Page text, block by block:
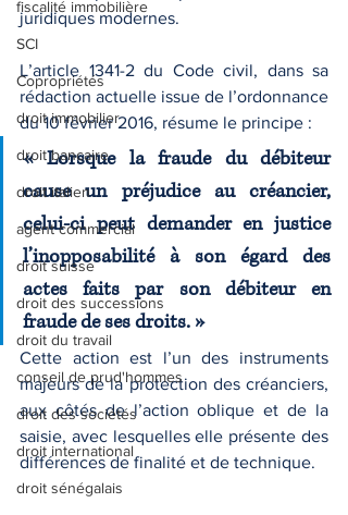
fiscalité immobilière
SCI
Copropriétés
droit immobilier
droit bancaire
droit italien
agent commercial
droit suisse
droit des successions
droit du travail
conseil de prud'hommes
droit des sociétés
droit international
droit sénégalais
juridiques modernes.
L’article 1341-2 du Code civil, dans sa
rédaction actuelle issue de l’ordonnance
du 10 février 2016, résume le principe :
« Lorsque la fraude du débiteur
cause un préjudice au créancier,
celui-ci peut demander en justice
l’inopposabilité à son égard des
actes faits par son débiteur en
fraude de ses droits. »
Cette action est l’un des instruments
majeurs de la protection des créanciers,
aux côtés de l’action oblique et de la
saisie, avec lesquelles elle présente des
différences de finalité et de technique.